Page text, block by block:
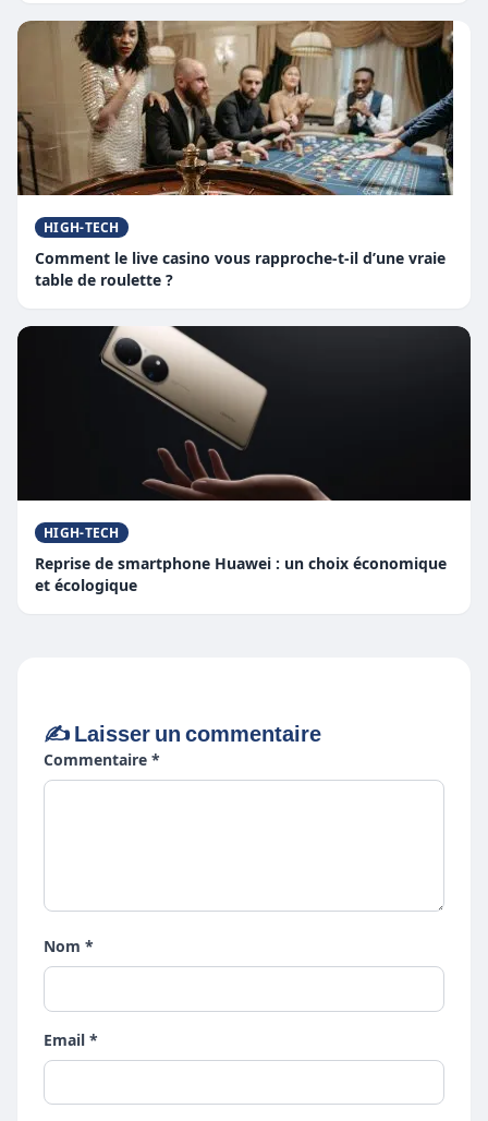
HIGH-TECH
Comment le live casino vous rapproche-t-il d’une vraie
table de roulette ?
HIGH-TECH
Reprise de smartphone Huawei : un choix économique
et écologique
✍️ Laisser un commentaire
Commentaire *
Nom *
Email *